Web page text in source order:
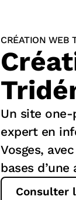
CRÉATION WEB
Un site one-
expert en
Vosges,
bases
Consulter